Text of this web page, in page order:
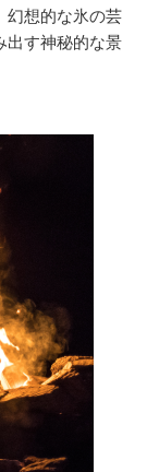
幻想的な氷の芸
出す神秘的な景